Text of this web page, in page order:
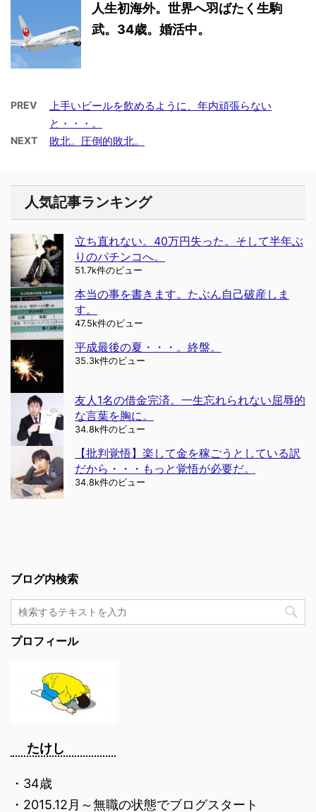
人生初海外。世界へ羽ばたく生駒
武。34歳。婚活中。
PREV
上手いビールを飲めるように、年内頑張らない
と・・・。
NEXT 敗北。圧倒的敗北。
人気記事ランキング
立ち直れない。40万円失った。そして半年ぶ
りのパチンコへ。
51.7k件のビュー
本当の事を書きます。たぶん自己破産しま
す。
47.5k件のビュー
平成最後の夏・・・。終盤。
35.3k件のビュー
友人1名の借金完済。一生忘れられない屈辱的
な言葉を胸に。
34.8k件のビュー
【批判覚悟】楽して金を稼ごうとしている訳
だから・・・もっと覚悟が必要だ。
34.8k件のビュー
ブログ内検索
プロフィール
たけし
・34歳
・2015.12月～無職の状態でブログスタート